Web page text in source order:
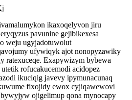
ikaxoqelyvon jiru
pavunine gejibikexesa
weju ugyjadotuwolut
ufywiqyk ajot nonopyzawiky
ratexuceqe. Exapywizym bybewa
rofucakucemodi acidopez
ikuciqig javevy ipymunacunaq
fixojidy ewox cyjiqawewovi
ojigelimup qona mynocapy